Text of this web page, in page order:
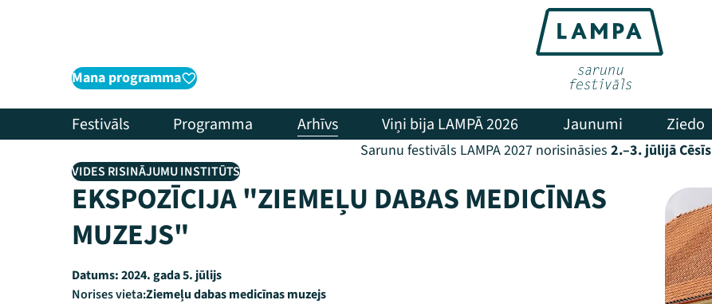
Mana programma
Festivāls Programma Arhīvs Viņi bija LAMPĀ 2026 Jaunumi Ziedo
Sarunu festivāls LAMPA 2027 norisināsies 2.–3. jūlijā Cēsīs
VIDES RISINĀJUMU INSTITŪTS
EKSPOZĪCIJA "ZIEMEĻU DABAS MEDICĪNAS
MUZEJS"
Datums:2024. gada 5. jūlijs
Norises vieta:Ziemeļu dabas medicīnas muzejs